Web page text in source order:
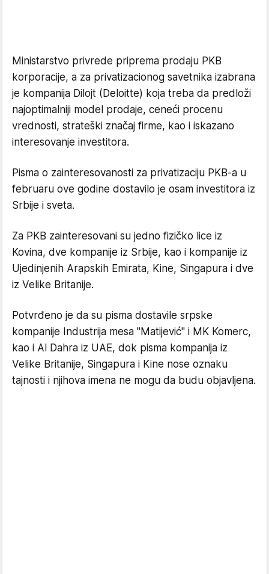
Ministarstvo privrede priprema prodaju PKB
korporacije, a za privatizacionog savetnika izabrana
je kompanija Dilojt (Deloitte) koja treba da predloži
najoptimalniji model prodaje, ceneći procenu
vrednosti, strateški značaj firme, kao i iskazano
interesovanje investitora.
Pisma o zainteresovanosti za privatizaciju PKB-a u
februaru ove godine dostavilo je osam investitora iz
Srbije i sveta.
Za PKB zainteresovani su jedno fizičko lice iz
Kovina, dve kompanije iz Srbije, kao i kompanije iz
Ujedinjenih Arapskih Emirata, Kine, Singapura i dve
iz Velike Britanije.
Potvrđeno je da su pisma dostavile srpske
kompanije Industrija mesa "Matijević" i MK Komerc,
kao i Al Dahra iz UAE, dok pisma kompanija iz
Velike Britanije, Singapura i Kine nose oznaku
tajnosti i njihova imena ne mogu da budu objavljena.